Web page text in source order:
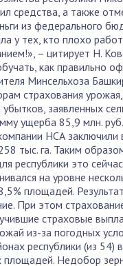
средства, а также
из федерального
у тех, кто плохо
– цитирует Н.
как правильно
Минсельхоза
страхования
заявленных
ущерба 85,9 млн.
НСА
тыс. га. Таким
республики это
на уровне
площадей.
При этом
страховые
из-за погодных
республики (из
площадей. Недобор